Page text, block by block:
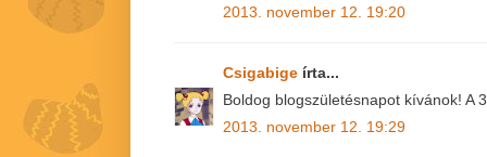
2013. november 12. 19:20
Csigabige írta...
Boldog blogszületésnapot kívánok! A
2013. november 12. 19:29